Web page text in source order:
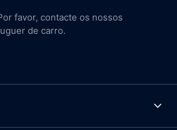
favor, contacte os nossos
de carro.